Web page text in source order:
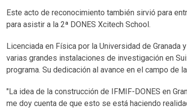
Este acto de reconocimiento también sirvió para
para asistir a la 2ª DONES Xcitech School.
Licenciada en Física por la Universidad de
varias grandes instalaciones de investigación en
programa. Su dedicación al avance en el campo
"La idea de la construcción de IFMIF-DONES en
me doy cuenta de que esto se está haciendo